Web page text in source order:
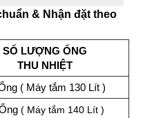
& Nhận đặt theo
SỐ LƯỢNG ỐNG
THU NHIỆT
( Máy tắm 130 Lít )
( Máy tắm 140 Lít )